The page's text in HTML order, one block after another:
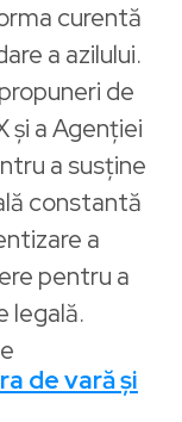
curentă
a azilului.
de
și a Agenției
a susține
constantă
a
pentru a
legală.
de vară și